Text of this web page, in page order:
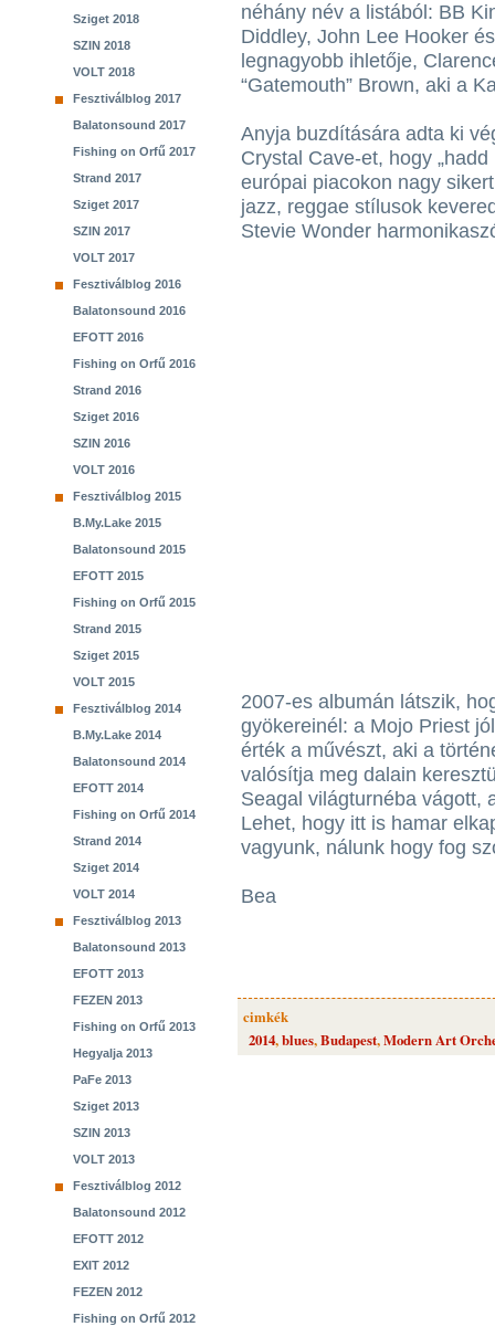
Sziget 2018
SZIN 2018
VOLT 2018
Fesztiválblog 2017
Balatonsound 2017
Fishing on Orfű 2017
Strand 2017
Sziget 2017
SZIN 2017
VOLT 2017
Fesztiválblog 2016
Balatonsound 2016
EFOTT 2016
Fishing on Orfű 2016
Strand 2016
Sziget 2016
SZIN 2016
VOLT 2016
Fesztiválblog 2015
B.My.Lake 2015
Balatonsound 2015
EFOTT 2015
Fishing on Orfű 2015
Strand 2015
Sziget 2015
VOLT 2015
Fesztiválblog 2014
B.My.Lake 2014
Balatonsound 2014
EFOTT 2014
Fishing on Orfű 2014
Strand 2014
Sziget 2014
VOLT 2014
Fesztiválblog 2013
Balatonsound 2013
EFOTT 2013
FEZEN 2013
Fishing on Orfű 2013
Hegyalja 2013
PaFe 2013
Sziget 2013
SZIN 2013
VOLT 2013
Fesztiválblog 2012
Balatonsound 2012
EFOTT 2012
EXIT 2012
FEZEN 2012
Fishing on Orfű 2012
néhány név a listából: BB
Diddley, John Lee Hooker
legnagyobb ihletője,
“Gatemouth” Brown, aki a
Anyja buzdítására adta ki
Crystal Cave-et, hogy
európai piacokon nagy
jazz, reggae stílusok
Stevie Wonder
2007-es albumán látszik,
gyökereinél: a Mojo Priest
érték a művészt, aki a
valósítja meg dalain
Seagal világturnéba vágott,
Lehet, hogy itt is hamar
vagyunk, nálunk hogy fog
Bea
cimkék
2014,blues,Budapest,Modern Art